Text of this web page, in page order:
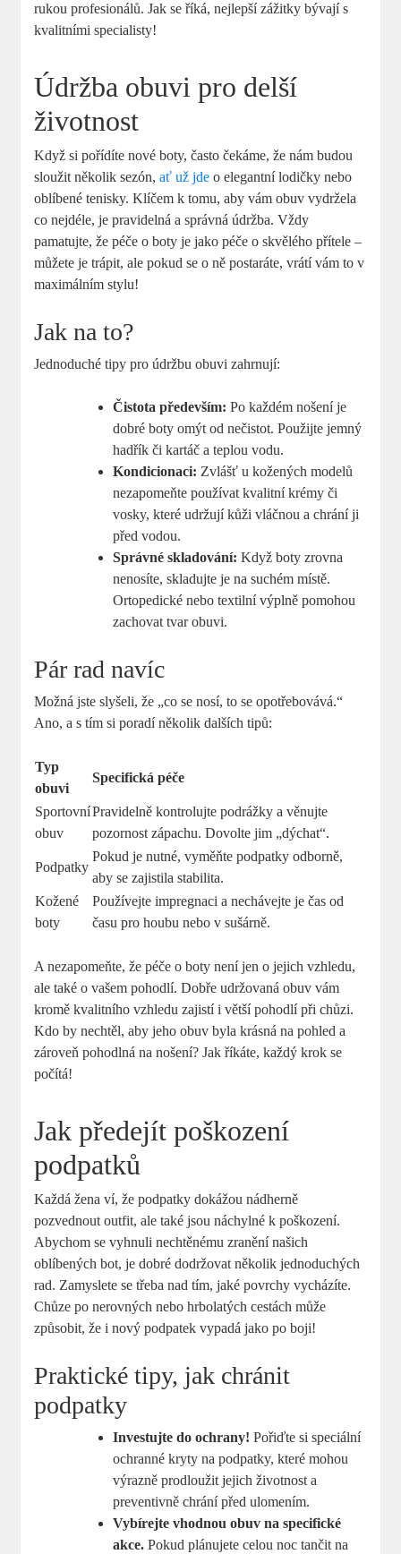
rukou profesionálů. Jak se říká, nejlepší zážitky bývají s
kvalitními specialisty!
Údržba obuvi pro delší
životnost
Když si pořídíte nové boty, často čekáme, že nám budou
sloužit několik sezón,ať už jde o elegantní lodičky nebo
oblíbené tenisky. Klíčem k tomu, aby vám obuv vydržela
co nejdéle, je pravidelná a správná údržba. Vždy
pamatujte, že péče o boty je jako péče o skvělého přítele –
můžete je trápit, ale pokud se o ně postaráte, vrátí vám to v
maximálním stylu!
Jak na to?
Jednoduché tipy pro údržbu obuvi zahrnují:
Čistota především: Po každém nošení je
dobré boty omýt od nečistot. Použijte jemný
hadřík či kartáč a teplou vodu.
Kondicionaci: Zvlášť u kožených modelů
nezapomeňte používat kvalitní krémy či
vosky, které udržují kůži vláčnou a chrání ji
před vodou.
Správné skladování: Když boty zrovna
nenosíte, skladujte je na suchém místě.
Ortopedické nebo textilní výplně pomohou
zachovat tvar obuvi.
Pár rad navíc
Možná jste slyšeli, že „co se nosí, to se opotřebovává.“
Ano, a s tím si poradí několik dalších tipů:
Typ
obuvi
Specifická péče
Sportovní
obuv
Pravidelně kontrolujte podrážky a věnujte
pozornost zápachu. Dovolte jim „dýchat“.
Podpatky
Pokud je nutné, vyměňte podpatky odborně,
aby se zajistila stabilita.
Kožené
boty
Používejte impregnaci a nechávejte je čas od
času pro houbu nebo v sušárně.
A nezapomeňte, že péče o boty není jen o jejich vzhledu,
ale také o vašem pohodlí. Dobře udržovaná obuv vám
kromě kvalitního vzhledu zajistí i větší pohodlí při chůzi.
Kdo by nechtěl, aby jeho obuv byla krásná na pohled a
zároveň pohodlná na nošení? Jak říkáte, každý krok se
počítá!
Jak předejít poškození
podpatků
Každá žena ví, že podpatky dokážou nádherně
pozvednout outfit, ale také jsou náchylné k poškození.
Abychom se vyhnuli nechtěnému zranění našich
oblíbených bot, je dobré dodržovat několik jednoduchých
rad. Zamyslete se třeba nad tím, jaké povrchy vycházíte.
Chůze po nerovných nebo hrbolatých cestách může
způsobit, že i nový podpatek vypadá jako po boji!
Praktické tipy, jak chránit
podpatky
Investujte do ochrany! Pořiďte si speciální
ochranné kryty na podpatky, které mohou
výrazně prodloužit jejich životnost a
preventivně chrání před ulomením.
Vybírejte vhodnou obuv na specifické
akce. Pokud plánujete celou noc tančit na